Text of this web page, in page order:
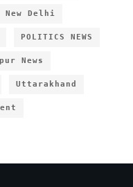
New Delhi
POLITICS NEWS
News
Uttarakhand